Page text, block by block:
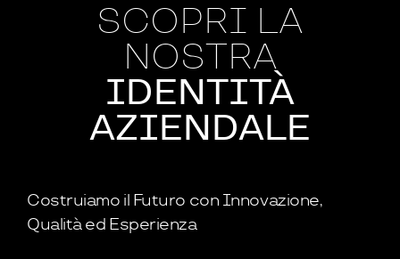
SCOPRI LA
NOSTRA
IDENTITÀ
AZIENDALE
Costruiamo il Futuro con Innovazione,
Qualità ed Esperienza